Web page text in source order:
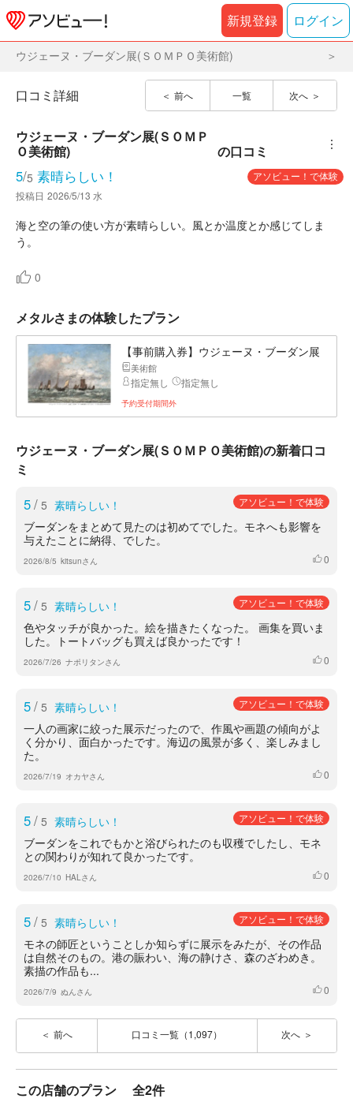
新規登録 ログイン
ウジェーヌ・ブーダン展(ＳＯＭＰＯ美術館)
前へ 一覧 次へ
口コミ詳細
ウジェーヌ・ブーダン展(ＳＯＭＰ
Ｏ美術館)
の口コミ ︙
5/5 素晴らしい！
アソビュー！で体験
投稿日 2026/5/13 水
海と空の筆の使い方が素晴らしい。風とか温度とか感じてしま
う。
0
メタルさまの体験したプラン
【事前購入券】ウジェーヌ・ブーダン展
美術館
指定無し 指定無し
予約受付期間外
ウジェーヌ・ブーダン展(ＳＯＭＰＯ美術館)の新着口コ
ミ
5/ 5 素晴らしい！ アソビュー！で体験
ブーダンをまとめて見たのは初めてでした。モネへも影響を
与えたことに納得、でした。
2026/8/5 kitsunさん いいね
0
5/ 5 素晴らしい！ アソビュー！で体験
色やタッチが良かった。絵を描きたくなった。 画集を買いま
した。トートバッグも買えば良かったです！
2026/7/26 ナポリタンさん いいね
0
5/ 5 素晴らしい！ アソビュー！で体験
一人の画家に絞った展示だったので、作風や画題の傾向がよ
く分かり、面白かったです。海辺の風景が多く、楽しみまし
た。
2026/7/19 オカヤさん いいね
0
5/ 5 素晴らしい！ アソビュー！で体験
ブーダンをこれでもかと浴びられたのも収穫でしたし、モネ
との関わりが知れて良かったです。
2026/7/10 HALさん いいね
0
5/ 5 素晴らしい！ アソビュー！で体験
モネの師匠ということしか知らずに展示をみたが、その作品
は自然そのもの。港の賑わい、海の静けさ、森のざわめき。
素描の作品も...
2026/7/9 ぬんさん いいね
0
前へ 口コミ一覧（1,097） 次へ
この店舗のプラン 全2件